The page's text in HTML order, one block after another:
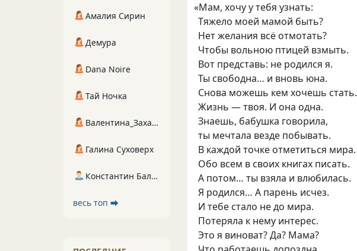
«Мам, хочу у тебя узнать:
Тяжело моей мамой быть?
Нет желания всё отмотать?
Чтобы вольною птицей взмыть.
Вот представь: не родился я.
Ты свободна… и вновь юна.
Снова можешь кем хочешь стать.
Жизнь — твоя. И она одна.
Знаешь, бабушка говорила,
ты мечтала везде побывать.
В каждой точке отметиться мира.
Обо всем в своих книгах писать.
А потом… ты взяла и влюбилась.
Я родился… А парень исчез.
И тебе стало не до мира.
Потеряла к нему интерес.
Это я виноват? Да? Мама?
Амалия Сирин
Демура
Dana Noire
Тай Ночка
Валентина_Захарова
Галина Суховерх
Константин Балухта
весь топ ⮕